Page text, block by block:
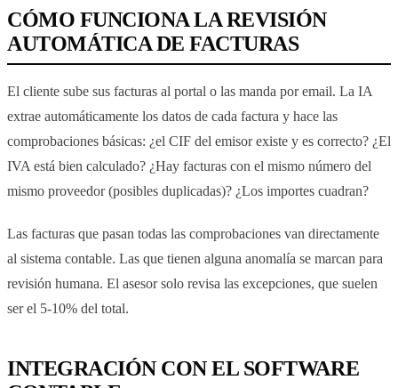
CÓMO FUNCIONA LA REVISIÓN
AUTOMÁTICA DE FACTURAS
El cliente sube sus facturas al portal o las manda por email. La IA
extrae automáticamente los datos de cada factura y hace las
comprobaciones básicas: ¿el CIF del emisor existe y es correcto? ¿El
IVA está bien calculado? ¿Hay facturas con el mismo número del
mismo proveedor (posibles duplicadas)? ¿Los importes cuadran?
Las facturas que pasan todas las comprobaciones van directamente
al sistema contable. Las que tienen alguna anomalía se marcan para
revisión humana. El asesor solo revisa las excepciones, que suelen
ser el 5-10% del total.
INTEGRACIÓN CON EL SOFTWARE